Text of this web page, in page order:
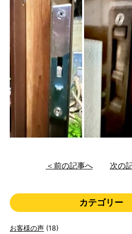
＜前の記事へ 次の
カテゴリー
お客様の声 (18)